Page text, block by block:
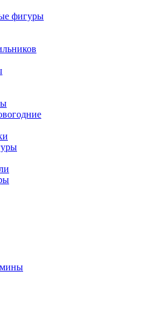
фигуры